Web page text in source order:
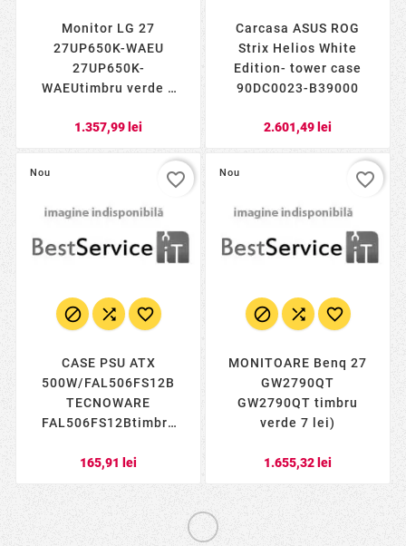
Monitor LG 27
27UP650K-WAEU
27UP650K-
WAEUtimbru verde 7
1.357,99 lei
Carcasa ASUS ROG
Strix Helios White
Edition- tower case
90DC0023-B39000
2.601,49 lei
Nou
  
CASE PSU ATX
500W/FAL506FS12B
TECNOWARE
FAL506FS12Btimbru
165,91 lei
favorite_border Nou
  
MONITOARE Benq 27
GW2790QT
GW2790QT timbru
verde 7 lei)
1.655,32 lei
favorite_border